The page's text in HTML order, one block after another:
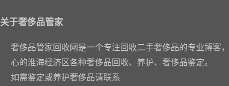
关于奢侈品管家
奢侈品管家回收网是一个专注回收二手奢侈品的专业博客
心的淮海经济区各种奢侈品回收、养护、奢侈品鉴定。
如需鉴定或养护奢侈品请联系